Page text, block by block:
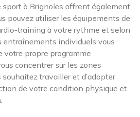
sport à Brignoles offrent également
pouvez utiliser les équipements de
training à votre rythme et selon
entraînements individuels vous
votre propre programme
concentrer sur les zones
souhaitez travailler et d’adapter
de votre condition physique et